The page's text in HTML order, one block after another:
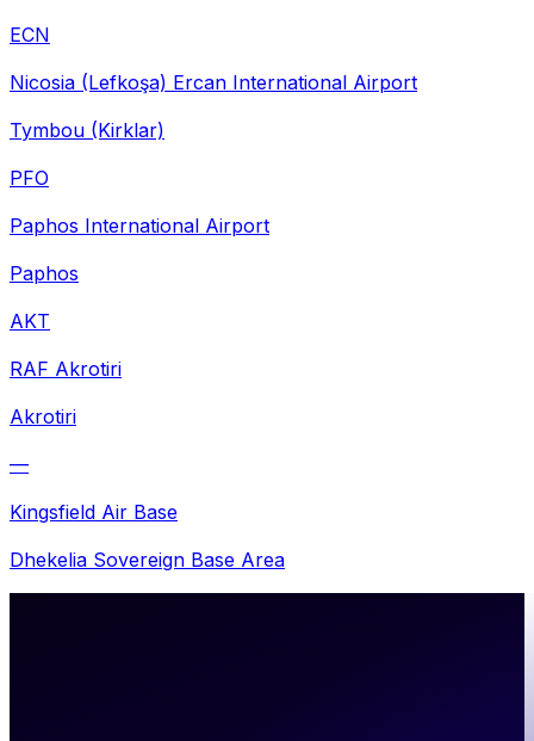
ECN
Nicosia (Lefkoşa) Ercan International Airport
Tymbou (Kirklar)
PFO
Paphos International Airport
Paphos
AKT
RAF Akrotiri
Akrotiri
—
Kingsfield Air Base
Dhekelia Sovereign Base Area